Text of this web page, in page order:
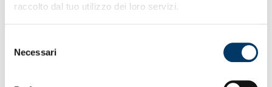
raccolto dal tuo utilizzo dei loro servizi.
delNecessari
fondata da Sofia Sacchitelli, 23enne universitaria
suo, per guardare al futuro e incentivare gli studi attraverso
le risorse messe a disposizione dell’Italian Sarcoma